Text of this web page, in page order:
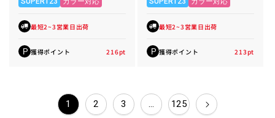
最短2~3営業日出荷
P 獲得ポイント 216pt
最短2~3営業日出荷
P 獲得ポイント 213pt
1 2 3 … 125